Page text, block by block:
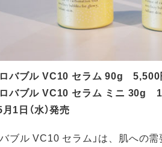
バブル VC10 セラム 90g 5,500
バブル VC10 セラム ミニ 30g
1日（水）発売
バブル VC10 セラム」は、肌への